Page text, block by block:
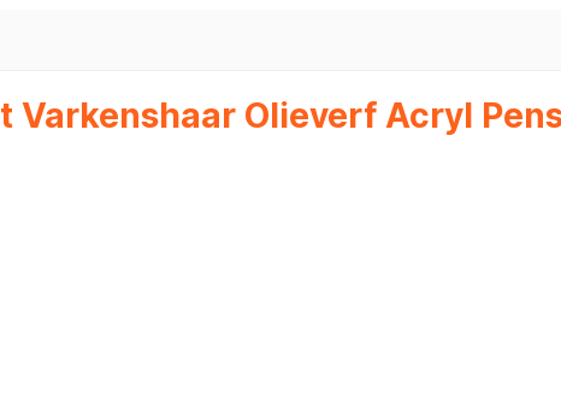
Varkenshaar Olieverf Acryl